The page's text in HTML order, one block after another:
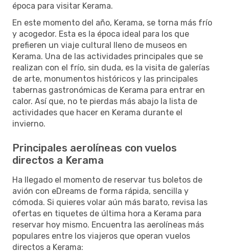
época para visitar Kerama.
En este momento del año, Kerama, se torna más frío
y acogedor. Esta es la época ideal para los que
prefieren un viaje cultural lleno de museos en
Kerama. Una de las actividades principales que se
realizan con el frío, sin duda, es la visita de galerías
de arte, monumentos históricos y las principales
tabernas gastronómicas de Kerama para entrar en
calor. Así que, no te pierdas más abajo la lista de
actividades que hacer en Kerama durante el
invierno.
Principales aerolíneas con vuelos
directos a Kerama
Ha llegado el momento de reservar tus boletos de
avión con eDreams de forma rápida, sencilla y
cómoda. Si quieres volar aún más barato, revisa las
ofertas en tiquetes de última hora a Kerama para
reservar hoy mismo. Encuentra las aerolíneas más
populares entre los viajeros que operan vuelos
directos a Kerama: